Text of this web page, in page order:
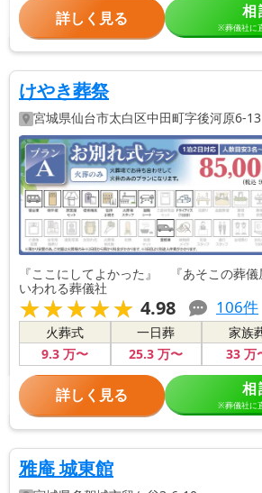
詳しく見る 相
※葬儀社に
けやき葬祭
宮城県仙台市太白区中田町字後河原6-13
『ここにしてよかった』 『あそこの葬儀
いわれる葬儀社
★★★★★
★★★★★ 4.98 106件
火葬式
9.3万〜
一日葬
25.3 万〜
家族
33万
詳しく見る 相
※葬儀社に
雅庵 城東館